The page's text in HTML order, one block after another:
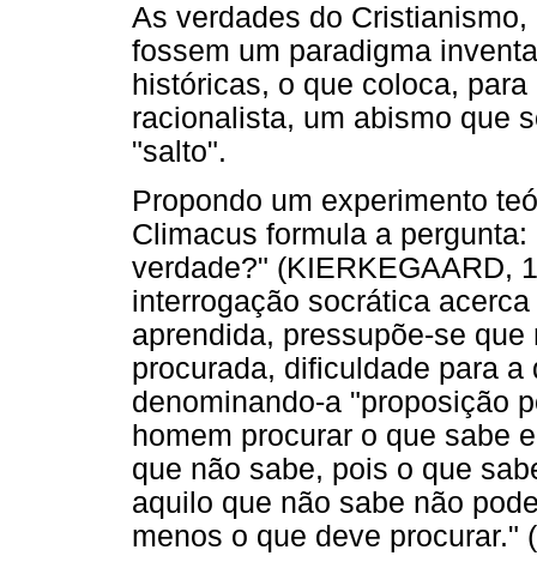
As verdades do
fossem um paradigma
históricas, o que coloca,
racionalista, um abismo que
"salto".
Propondo um experimento
Climacus formula a
verdade?" (KIERKEGAARD,
interrogação socrática
aprendida, pressupõe-se
procurada, dificuldade para
denominando-a "proposição
homem procurar o que sabe
que não sabe, pois o que
aquilo que não sabe não
menos o que deve procurar."